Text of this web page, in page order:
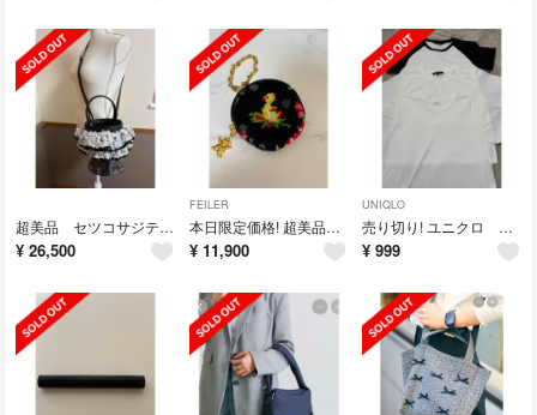
超美品 セツコサジテール PVCシティ ホワイト
¥ 26,500
FEILER
本日限定価格! 超美品 レア！ フェイラー 限定 ハイジ サークルポーチ
¥ 11,900
UNIQLO
売り切り! ユニクロ ミニT他３点セット 美品
¥ 999